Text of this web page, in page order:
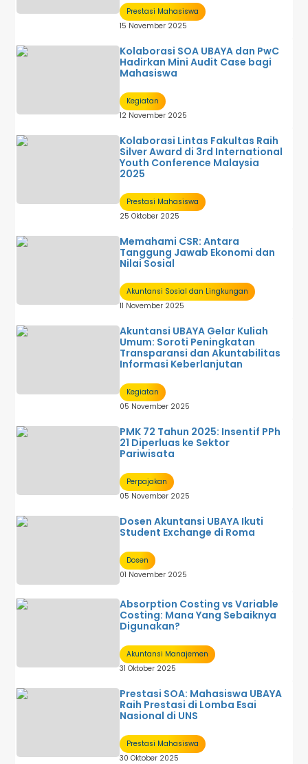
Prestasi Mahasiswa
15 November 2025
Kolaborasi SOA UBAYA dan PwC
Hadirkan Mini Audit Case bagi
Mahasiswa
Kegiatan
12 November 2025
Kolaborasi Lintas Fakultas Raih
Silver Award di 3rd International
Youth Conference Malaysia
2025
Prestasi Mahasiswa
25 Oktober 2025
Memahami CSR: Antara
Tanggung Jawab Ekonomi dan
Nilai Sosial
Akuntansi Sosial dan Lingkungan
11 November 2025
Akuntansi UBAYA Gelar Kuliah
Umum: Soroti Peningkatan
Transparansi dan Akuntabilitas
Informasi Keberlanjutan
Kegiatan
05 November 2025
PMK 72 Tahun 2025: Insentif PPh
21 Diperluas ke Sektor
Pariwisata
Perpajakan
05 November 2025
Dosen Akuntansi UBAYA Ikuti
Student Exchange di Roma
Dosen
01 November 2025
Absorption Costing vs Variable
Costing: Mana Yang Sebaiknya
Digunakan?
Akuntansi Manajemen
31 Oktober 2025
Prestasi SOA: Mahasiswa UBAYA
Raih Prestasi di Lomba Esai
Nasional di UNS
Prestasi Mahasiswa
30 Oktober 2025